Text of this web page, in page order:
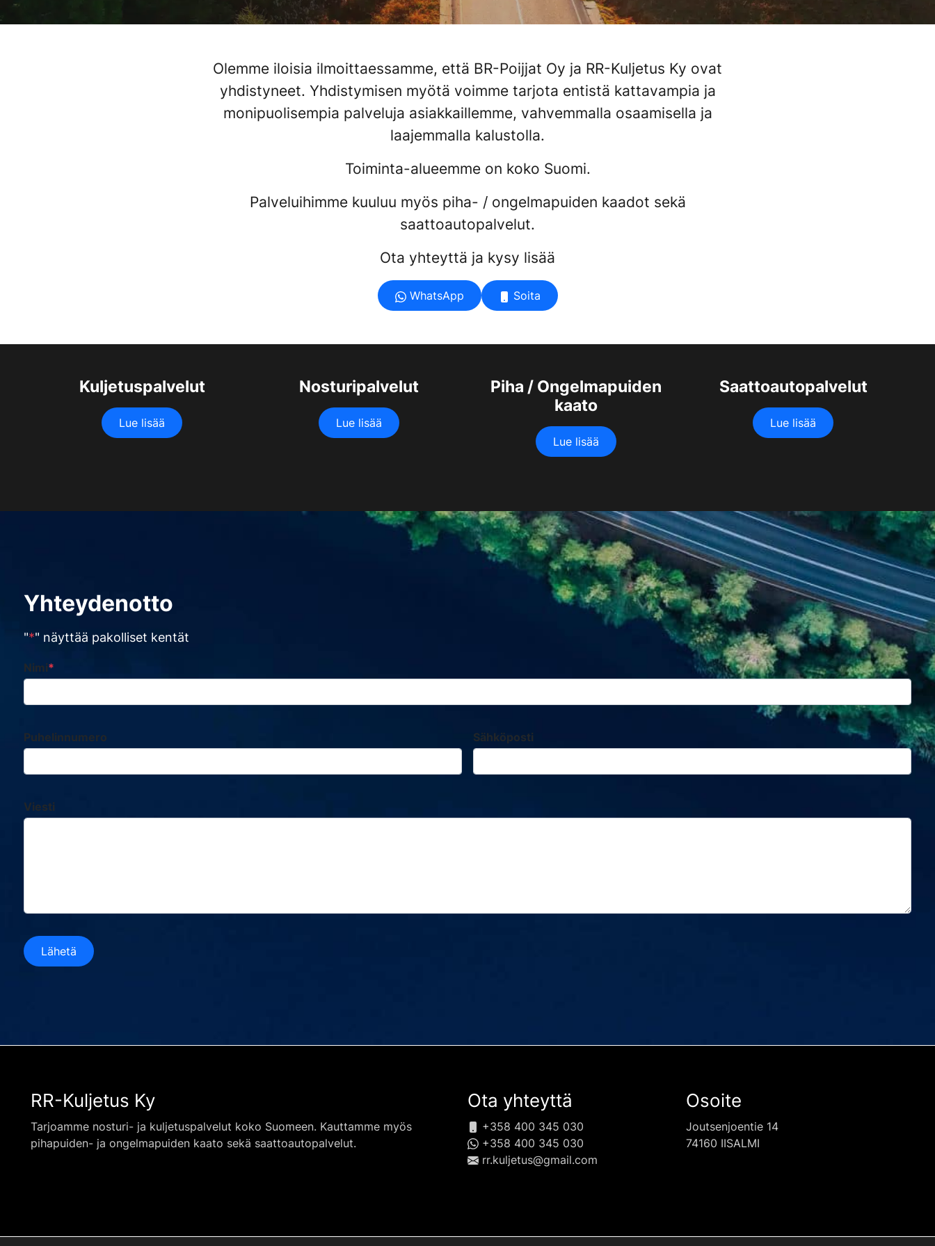
Olemme iloisia ilmoittaessamme, että BR-Poijjat Oy ja RR-Kuljetus Ky ovat
yhdistyneet. Yhdistymisen myötä voimme tarjota entistä kattavampia ja
monipuolisempia palveluja asiakkaillemme, vahvemmalla osaamisella ja
laajemmalla kalustolla.
Toiminta-alueemme on koko Suomi.
Palveluihimme kuuluu myös piha- / ongelmapuiden kaadot sekä
saattoautopalvelut.
Ota yhteyttä ja kysy lisää
WhatsApp Soita
Kuljetuspalvelut
Lue lisää
Nosturipalvelut
Lue lisää
Piha / Ongelmapuiden
kaato
Lue lisää
Saattoautopalvelut
Lue lisää
Yhteydenotto
"*" näyttää pakolliset kentät
Nimi*
Puhelinnumero Sähköposti
Viesti
Lähetä
RR-Kuljetus Ky
Tarjoamme nosturi- ja kuljetuspalvelut koko Suomeen. Kauttamme myös
pihapuiden- ja ongelmapuiden kaato sekä saattoautopalvelut.
Ota yhteyttä
+358 400 345 030
+358 400 345 030
rr.kuljetus@gmail.com
Osoite
Joutsenjoentie 14
74160 IISALMI